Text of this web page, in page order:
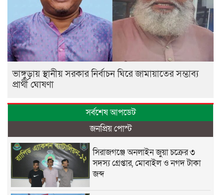
ভাঙ্গুড়ায় স্থানীয় সরকার নির্বাচন ঘিরে জামায়াতের সম্ভাব্য
প্রার্থী ঘোষণা
সর্বশেষ আপডেট
জনপ্রিয় পোস্ট
সিরাজগঞ্জে অনলাইন জুয়া চক্রের ৩
সদস্য গ্রেপ্তার, মোবাইল ও নগদ টাকা
জব্দ